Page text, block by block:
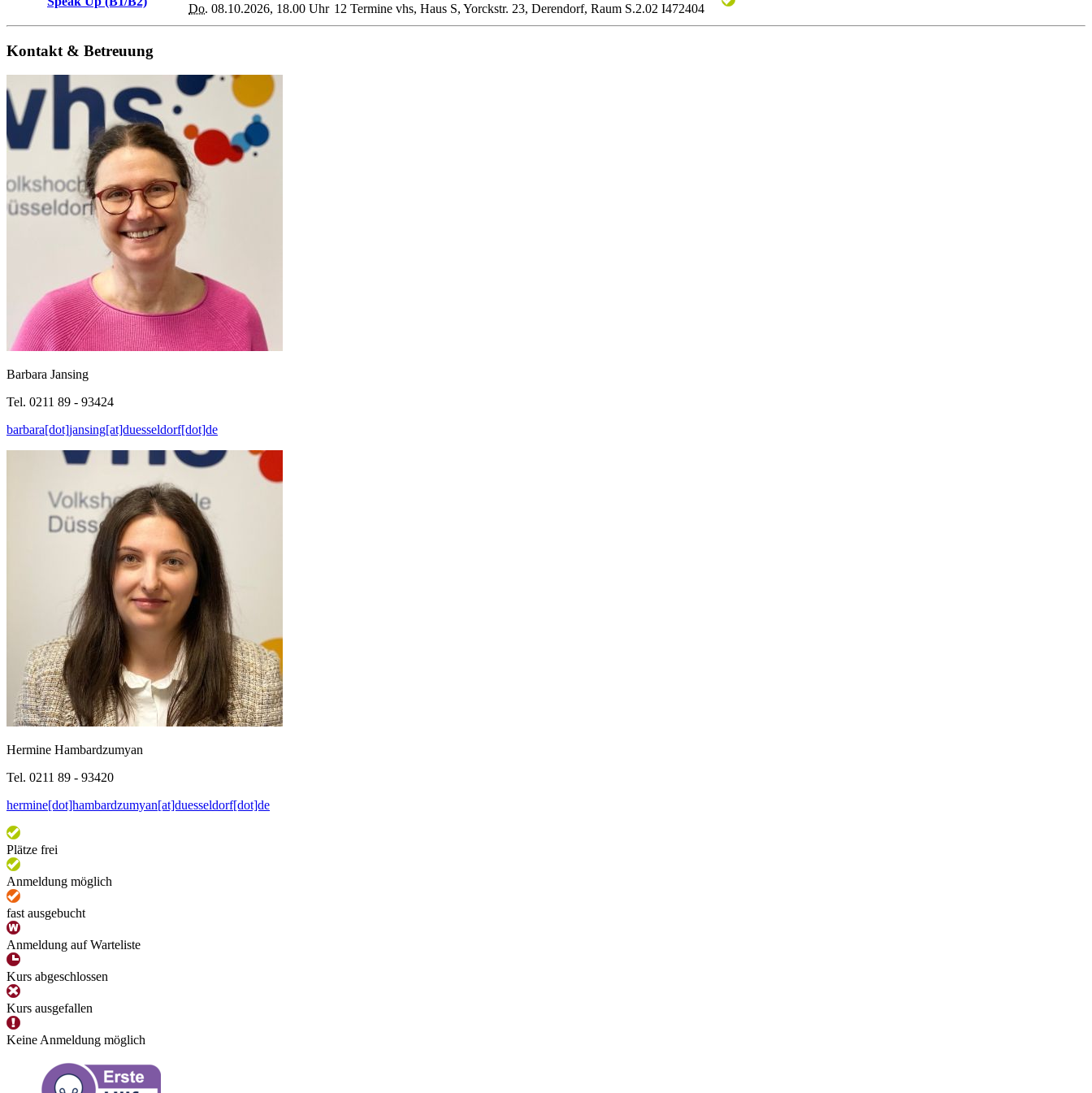
Do. 08.10.2026, 18.00 Uhr 12 Termine vhs, Haus S, Yorckstr. 23, Derendorf, Raum S.2.02 I472404
Kontakt & Betreuung
Barbara Jansing
Tel. 0211 89 - 93424
barbara[dot]jansing[at]duesseldorf[dot]de
Hermine Hambardzumyan
Tel. 0211 89 - 93420
hermine[dot]hambardzumyan[at]duesseldorf[dot]de
Plätze frei
Anmeldung möglich
fast ausgebucht
Anmeldung auf Warteliste
Kurs abgeschlossen
Kurs ausgefallen
Keine Anmeldung möglich